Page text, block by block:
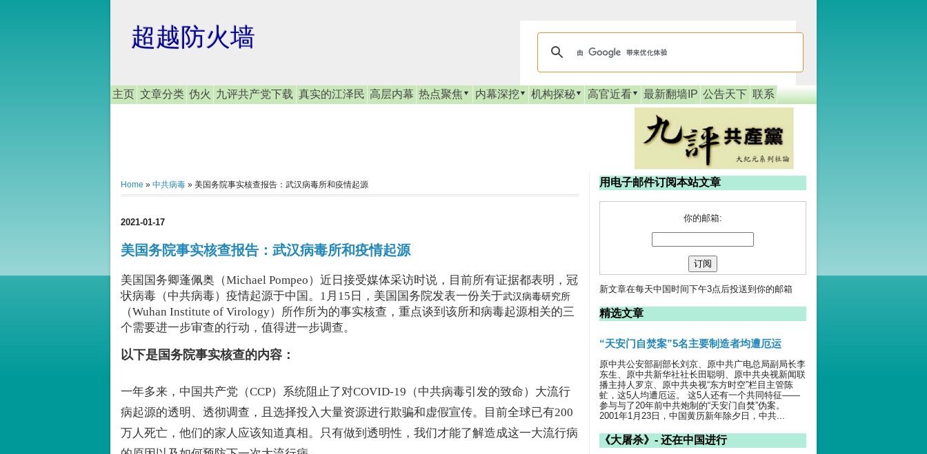
超越防火墙
主页 文章分类 伪火 九评共产党下载 真实的江泽民 高层内幕 热点聚焦 内幕深挖 机构探秘 高官近看 最新翻墙IP 公告天下 联系
Home » 中共病毒 » 美国务院事实核查报告：武汉病毒所和疫情起源
2021-01-17
美国务院事实核查报告：武汉病毒所和疫情起源
美国国务卿蓬佩奥（Michael Pompeo）近日接受媒体采访时说，目前所有证据都表明，冠
状病毒（中共病毒）疫情起源于中国。1月15日，美国国务院发表一份关于武汉病毒研究所
（Wuhan Institute of Virology）所作所为的事实核查，重点谈到该所和病毒起源相关的三
个需要进一步审查的行动，值得进一步调查。
以下是国务院事实核查的内容：
一年多来，中国共产党（CCP）系统阻止了对COVID-19（中共病毒引发的致命）大流行
病起源的透明、透彻调查，且选择投入大量资源进行欺骗和虚假宣传。目前全球已有200
万人死亡，他们的家人应该知道真相。只有做到透明性，我们才能了解造成这一大流行病
用电子邮件订阅本站文章
你的邮箱:
新文章在每天中国时间下午3点后投送到你的邮箱
精选文章
“天安门自焚案”5名主要制造者均遭厄运
原中共公安部副部长刘京、原中共广电总局副局长李
东生、原中共新华社社长田聪明、原中共央视新闻联
播主持人罗京、原中共央视“东方时空”栏目主管陈
虻，这5人均遭厄运。 这5人还有一个共同特征——
参与与了20年前中共炮制的“天安门自焚”伪案。
2001年1月23日，中国黄历新年除夕日，中共...
《大屠杀》- 还在中国进行